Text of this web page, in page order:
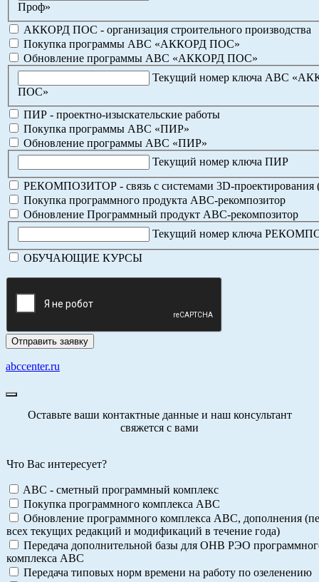
Проф»
АККОРД ПОС - организация строительного производства
Покупка программы АВС «АККОРД ПОС»
Обновление программы АВС «АККОРД ПОС»
Текущий номер ключа АВС
ПОС»
ПИР - проектно-изыскательские работы
Покупка программы АВС «ПИР»
Обновление программы АВС «ПИР»
Текущий номер ключа ПИР
РЕКОМПОЗИТОР - связь с системами 3D-проектирования
Покупка программного продукта АВС-рекомпозитор
Обновление Программный продукт АВС-рекомпозитор
Текущий номер ключа
ОБУЧАЮЩИЕ КУРСЫ
abccenter.ru
Оставьте ваши контактные данные и наш консультант
свяжется с вами
Что Вас интересует?
ABC - сметный программный комплекс
Покупка программного комплекса АВС
Обновление программного комплекса АВС, дополнения
всех текущих редакций и модификаций в течение года)
Передача дополнительной базы для ОНВ РЭО
комплекса АВС
Передача типовых норм времени на работу по озеленению